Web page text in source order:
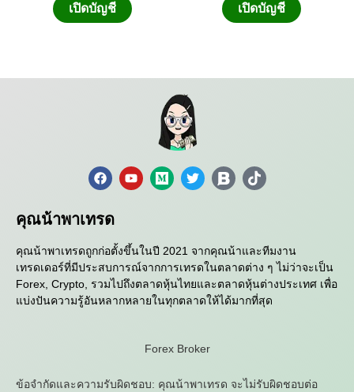
เปิดบัญชี เปิดบัญชี
คุณน้าพาเทรด
คุณน้าพาเทรดถูกก่อตั้งขึ้นในปี 2021 จากคุณน้าและทีมงาน
เทรดเดอร์ที่มีประสบการณ์จากการเทรดในตลาดต่าง ๆ ไม่ว่าจะเป็น
Forex, Crypto, รวมไปถึงตลาดหุ้นไทยและตลาดหุ้นต่างประเทศ เพื่อ
แบ่งปันความรู้อันหลากหลายในทุกตลาดให้ได้มากที่สุด
Forex Broker
ข้อจำกัดและความรับผิดชอบ: คุณน้าพาเทรด จะไม่รับผิดชอบต่อ